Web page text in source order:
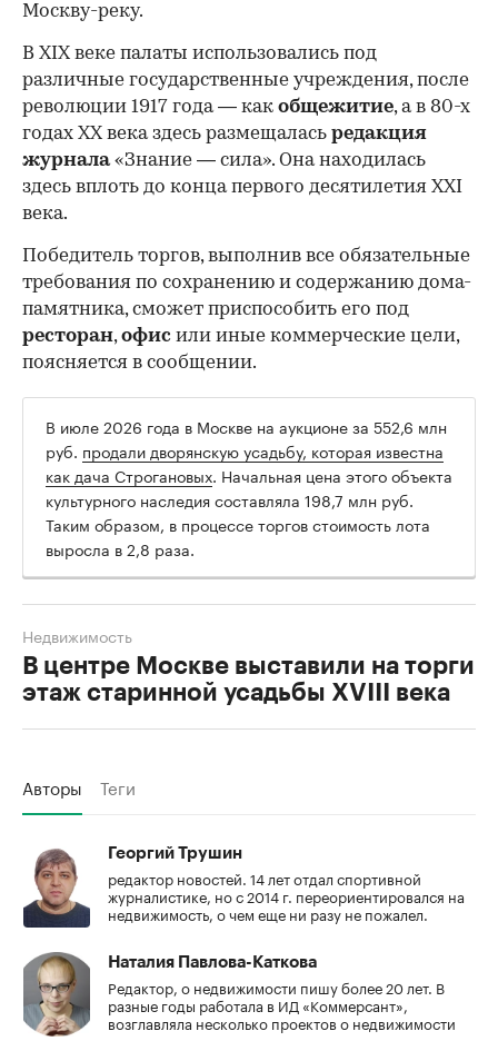
Москву-реку.
В XIX веке палаты использовались под
различные государственные учреждения, после
революции 1917 года — как общежитие, а в 80-х
годах XX века здесь размещалась редакция
журнала«Знание — сила». Она находилась
здесь вплоть до конца первого десятилетия XXI
века.
Победитель торгов, выполнив все обязательные
требования по сохранению и содержанию дома-
памятника, сможет приспособить его под
ресторан,офис или иные коммерческие цели,
поясняется в сообщении.
В июле 2026 года в Москве на аукционе за 552,6 млн
руб. продали дворянскую усадьбу, которая известна
как дача Строгановых. Начальная цена этого объекта
культурного наследия составляла 198,7 млн руб.
Таким образом, в процессе торгов стоимость лота
выросла в 2,8 раза.
В центре Москве выставили на торги
этаж старинной усадьбы XVIII века
Недвижимость
Авторы Теги
Георгий Трушин
редактор новостей. 14 лет отдал спортивной
журналистике, но с 2014 г. переориентировался на
недвижимость, о чем еще ни разу не пожалел.
Наталия Павлова-Каткова
Редактор, о недвижимости пишу более 20 лет. В
разные годы работала в ИД «Коммерсант»,
возглавляла несколько проектов о недвижимости